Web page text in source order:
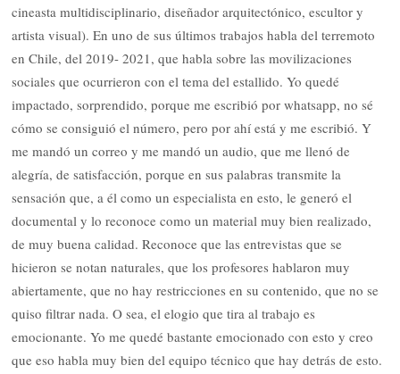
cineasta multidisciplinario, diseñador arquitectónico, escultor y
artista visual). En uno de sus últimos trabajos habla del terremoto
en Chile, del 2019- 2021, que habla sobre las movilizaciones
sociales que ocurrieron con el tema del estallido. Yo quedé
impactado, sorprendido, porque me escribió por whatsapp, no sé
cómo se consiguió el número, pero por ahí está y me escribió. Y
me mandó un correo y me mandó un audio, que me llenó de
alegría, de satisfacción, porque en sus palabras transmite la
sensación que, a él como un especialista en esto, le generó el
documental y lo reconoce como un material muy bien realizado,
de muy buena calidad. Reconoce que las entrevistas que se
hicieron se notan naturales, que los profesores hablaron muy
abiertamente, que no hay restricciones en su contenido, que no se
quiso filtrar nada. O sea, el elogio que tira al trabajo es
emocionante. Yo me quedé bastante emocionado con esto y creo
que eso habla muy bien del equipo técnico que hay detrás de esto.